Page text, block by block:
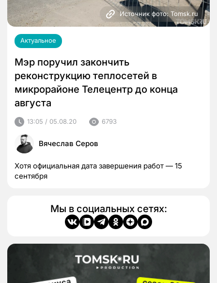
Источник фото: Tomsk.ru
Актуальное
Мэр поручил закончить
реконструкцию теплосетей в
микрорайоне Телецентр до конца
августа
13:05 / 05.08.20 6793
Вячеслав Серов
Хотя официальная дата завершения работ — 15
сентября
Мы в социальных сетях: